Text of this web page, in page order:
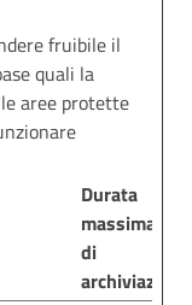
fruibile il
quali la
aree protette
Durata
massima
di
archiviazione